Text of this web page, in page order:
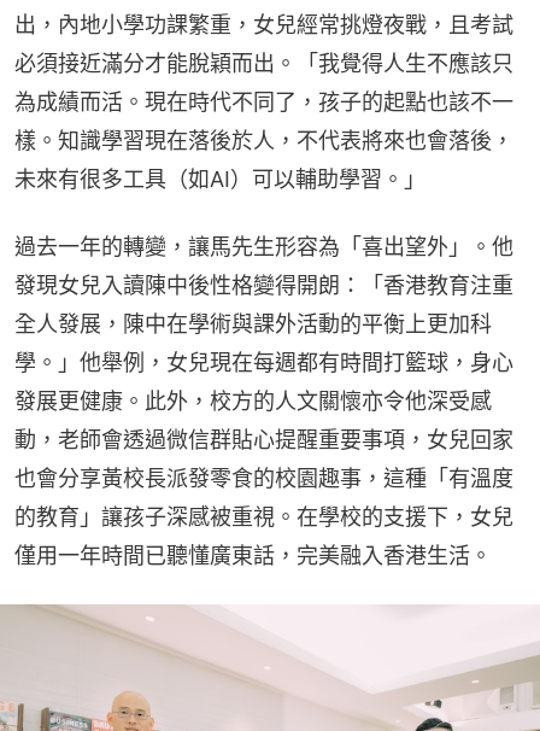
出，內地小學功課繁重，女兒經常挑燈夜戰，且考試
必須接近滿分才能脫穎而出。「我覺得人生不應該只
為成績而活。現在時代不同了，孩子的起點也該不一
樣。知識學習現在落後於人，不代表將來也會落後，
未來有很多工具（如AI）可以輔助學習。」
過去一年的轉變，讓馬先生形容為「喜出望外」。他
發現女兒入讀陳中後性格變得開朗：「香港教育注重
全人發展，陳中在學術與課外活動的平衡上更加科
學。」他舉例，女兒現在每週都有時間打籃球，身心
發展更健康。此外，校方的人文關懷亦令他深受感
動，老師會透過微信群貼心提醒重要事項，女兒回家
也會分享黃校長派發零食的校園趣事，這種「有溫度
的教育」讓孩子深感被重視。在學校的支援下，女兒
僅用一年時間已聽懂廣東話，完美融入香港生活。